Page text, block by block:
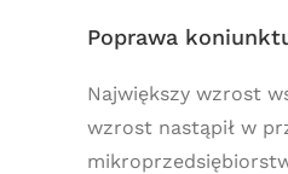
Poprawa
Największy wzrost
wzrost nastąpił w